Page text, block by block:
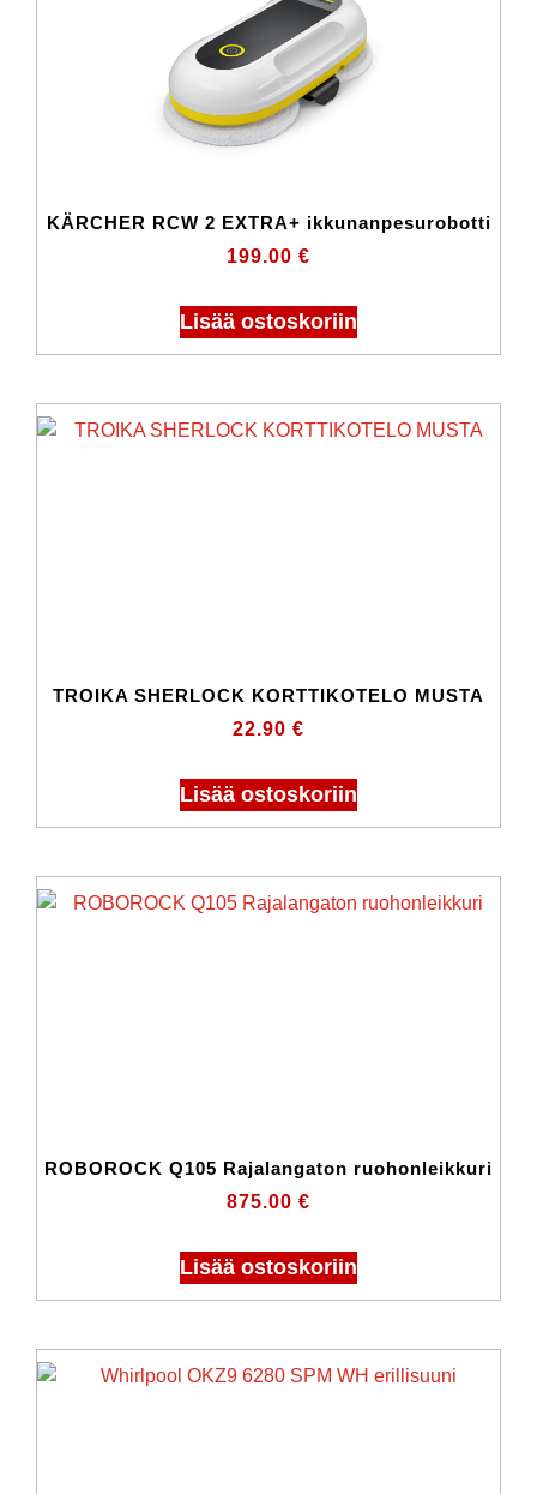
KÄRCHER RCW 2 EXTRA+ ikkunanpesurobotti
199.00 €
Lisää ostoskoriin
TROIKA SHERLOCK KORTTIKOTELO MUSTA
22.90 €
Lisää ostoskoriin
ROBOROCK Q105 Rajalangaton ruohonleikkuri
875.00 €
Lisää ostoskoriin